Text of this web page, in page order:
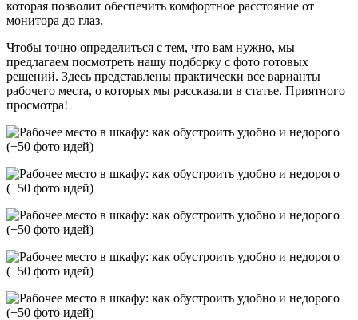
которая позволит обеспечить комфортное расстояние от
монитора до глаз.
Чтобы точно определиться с тем, что вам нужно, мы
предлагаем посмотреть нашу подборку с фото готовых
решений. Здесь представлены практически все варианты
рабочего места, о которых мы рассказали в статье. Приятного
просмотра!